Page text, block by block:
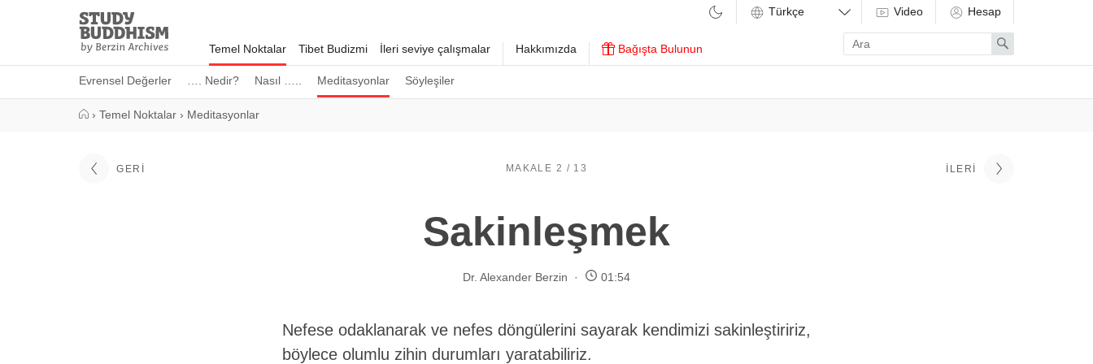
Study
Buddhism
Home
Temel Noktalar
Evrensel Değerler …. Nedir? Nasıl ….. Meditasyonlar Söyleşiler
Tibet Budizmi İleri seviye çalışmalar Hakkımızda Bağışta Bulunun
Video Hesap
Enter
search
term
Search
› Temel Noktalar › Meditasyonlar
GERI MAKALE 2 / 13 İLERI
Sakinleşmek
Dr. Alexander Berzin 01:54
Nefese odaklanarak ve nefes döngülerini sayarak kendimizi sakinleştiririz,
böylece olumlu zihin durumları yaratabiliriz.